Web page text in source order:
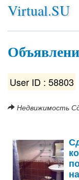
Virtual.SU
User ID : 58803
Недвижимость